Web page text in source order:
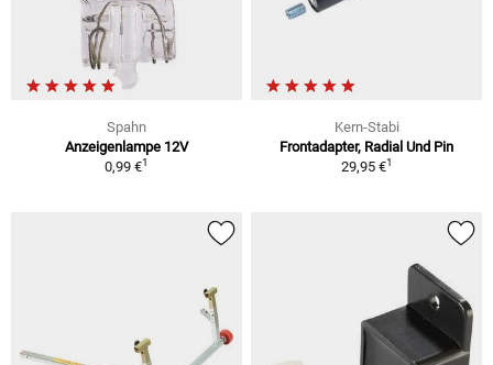
Spahn
Anzeigenlampe 12V
0,99 €1
Kern-Stabi
Frontadapter, Radial Und Pin
29,95 €1